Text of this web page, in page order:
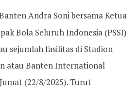
Andra Soni bersama Ketua
Bola Seluruh Indonesia (PSSI)
sejumlah fasilitas di Stadion
atau Banten International
(22/8/2025). Turut